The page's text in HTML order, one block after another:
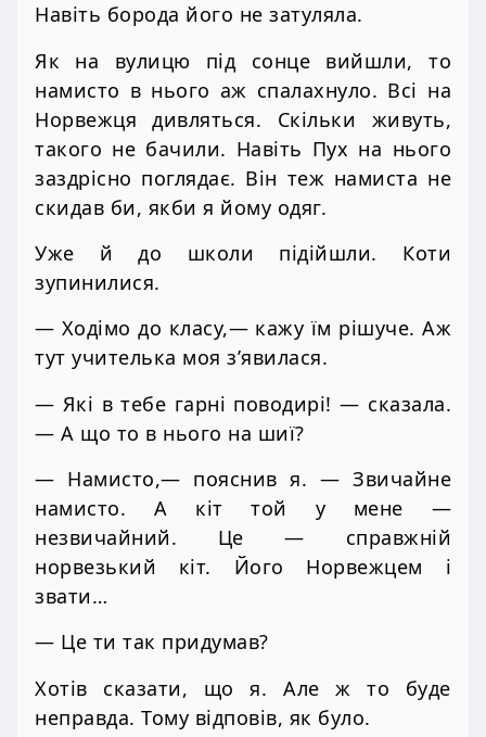
Навіть борода його не затуляла.
Як на вулицю під сонце вийшли, то
намисто в нього аж спалахнуло. Всі на
Норвежця дивляться. Скільки живуть,
такого не бачили. Навіть Пух на нього
заздрісно поглядає. Він теж намиста не
скидав би, якби я йому одяг.
Уже й до школи підійшли. Коти
зупинилися.
— Ходімо до класу,— кажу їм рішуче. Аж
тут учителька моя з’явилася.
— Які в тебе гарні поводирі! — сказала.
— А що то в нього на шиї?
— Намисто,— пояснив я. — Звичайне
намисто. А кіт той у мене —
незвичайний. Це — справжній
норвезький кіт. Його Норвежцем і
звати…
— Це ти так придумав?
Хотів сказати, що я. Але ж то буде
неправда. Тому відповів, як було.